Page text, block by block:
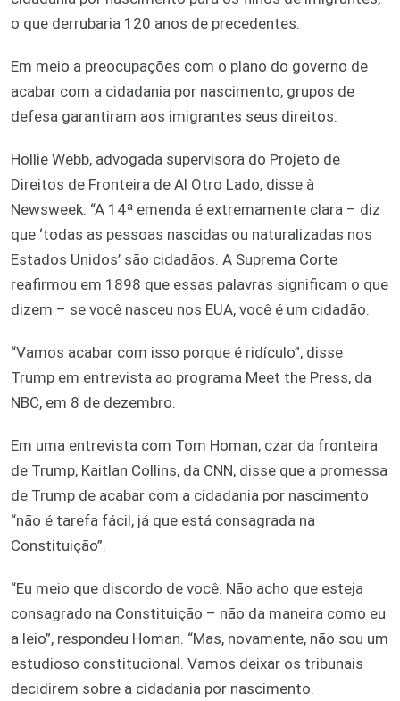
o que derrubaria 120 anos de precedentes.
Em meio a preocupações com o plano do governo de
acabar com a cidadania por nascimento, grupos de
defesa garantiram aos imigrantes seus direitos.
Hollie Webb, advogada supervisora do Projeto de
Direitos de Fronteira de Al Otro Lado, disse à
Newsweek: “A 14ª emenda é extremamente clara – diz
que ‘todas as pessoas nascidas ou naturalizadas nos
Estados Unidos’ são cidadãos. A Suprema Corte
reafirmou em 1898 que essas palavras significam o que
dizem – se você nasceu nos EUA, você é um cidadão.
“Vamos acabar com isso porque é ridículo”, disse
Trump em entrevista ao programa Meet the Press, da
NBC, em 8 de dezembro.
Em uma entrevista com Tom Homan, czar da fronteira
de Trump, Kaitlan Collins, da CNN, disse que a promessa
de Trump de acabar com a cidadania por nascimento
“não é tarefa fácil, já que está consagrada na
Constituição”.
“Eu meio que discordo de você. Não acho que esteja
consagrado na Constituição – não da maneira como eu
a leio”, respondeu Homan. “Mas, novamente, não sou um
estudioso constitucional. Vamos deixar os tribunais
decidirem sobre a cidadania por nascimento.